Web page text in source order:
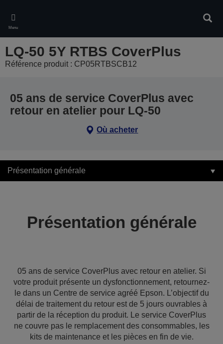
main
content
Menu
LQ-50 5Y RTBS CoverPlus
Référence produit : CP05RTBSCB12
05 ans de service CoverPlus avec
retour en atelier pour LQ-50
Où acheter
Présentation générale
Présentation générale
05 ans de service CoverPlus avec retour en atelier. Si
votre produit présente un dysfonctionnement, retournez-
le dans un Centre de service agréé Epson. L’objectif du
délai de traitement du retour est de 5 jours ouvrables à
partir de la réception du produit. Le service CoverPlus
ne couvre pas le remplacement des consommables, les
kits de maintenance et les pièces en fin de vie.